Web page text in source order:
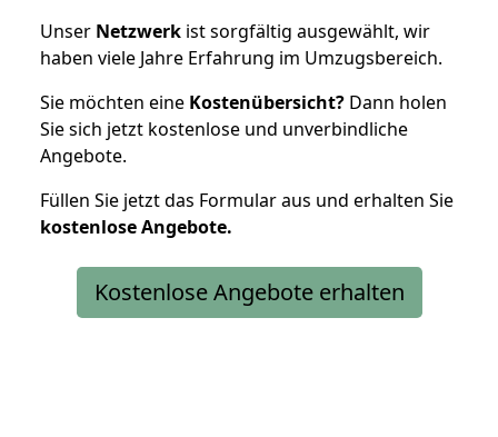
Unser Netzwerk ist sorgfältig ausgewählt, wir
haben viele Jahre Erfahrung im Umzugsbereich.
Sie möchten eine Kostenübersicht? Dann holen
Sie sich jetzt kostenlose und unverbindliche
Angebote.
Füllen Sie jetzt das Formular aus und erhalten Sie
kostenloseAngebote.
Kostenlose Angebote erhalten